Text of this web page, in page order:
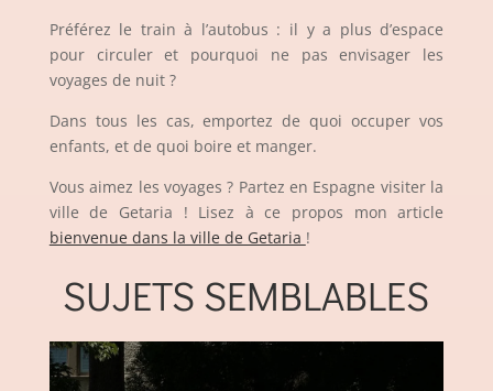
Préférez le train à l’autobus : il y a plus d’espace
pour circuler et pourquoi ne pas envisager les
voyages de nuit ?
Dans tous les cas, emportez de quoi occuper vos
enfants, et de quoi boire et manger.
Vous aimez les voyages ? Partez en Espagne visiter la
ville de Getaria ! Lisez à ce propos mon article
bienvenue dans la ville de Getaria !
SUJETS SEMBLABLES